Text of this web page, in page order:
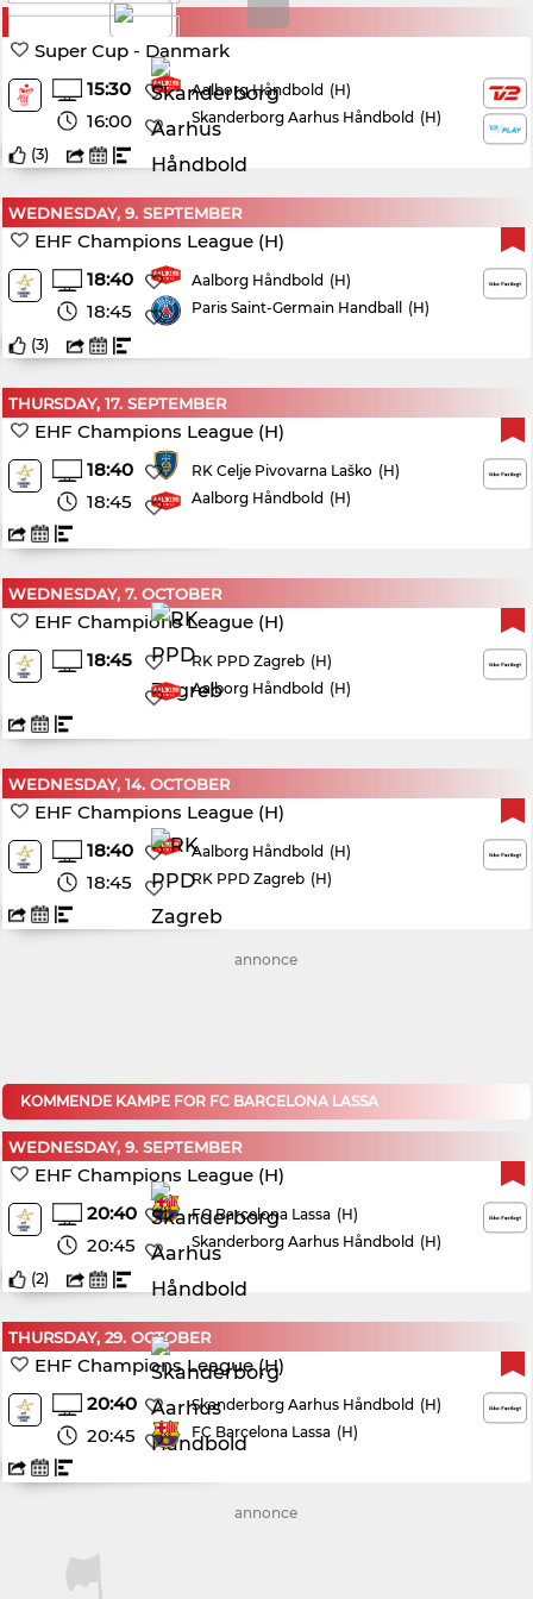
VIAPLAY
SUNDAY, 23. AUGUST
Super Cup - Danmark
15:30
16:00
Aalborg Håndbold (H)
Skanderborg Aarhus Håndbold (H)
(3)
WEDNESDAY, 9. SEPTEMBER
EHF Champions League (H)
18:40
18:45
Aalborg Håndbold (H)
Paris Saint-Germain Handball
(H)
(3)
THURSDAY, 17. SEPTEMBER
EHF Champions League (H)
18:40
18:45
RK Celje Pivovarna Laško (H)
Aalborg Håndbold (H)
WEDNESDAY, 7. OCTOBER
EHF Champions League (H)
18:45
RK PPD Zagreb (H)
Aalborg Håndbold (H)
WEDNESDAY, 14. OCTOBER
EHF Champions League (H)
18:40
18:45
Aalborg Håndbold (H)
RK PPD Zagreb (H)
annonce
KOMMENDE KAMPE FOR FC BARCELONA LASSA
WEDNESDAY, 9. SEPTEMBER
EHF Champions League (H)
20:40
20:45
FC Barcelona Lassa (H)
Skanderborg Aarhus Håndbold (H)
(2)
THURSDAY, 29. OCTOBER
EHF Champions League (H)
20:40
20:45
Skanderborg Aarhus Håndbold (H)
FC Barcelona Lassa (H)
annonce